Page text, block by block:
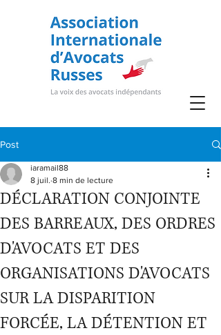
Post
DÉCLARATION CONJOINTE
DES BARREAUX, DES ORDRES
D'AVOCATS ET DES
ORGANISATIONS D'AVOCATS
SUR LA DISPARITION
FORCÉE, LA DÉTENTION ET
iaramail88
8 juil. 8 min de lecture